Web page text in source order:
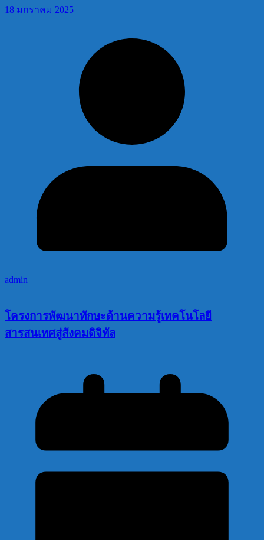
18 มกราคม 2025
admin
โครงการพัฒนาทักษะด้านความรู้เทคโนโลยี
สารสนเทศสู่สังคมดิจิทัล